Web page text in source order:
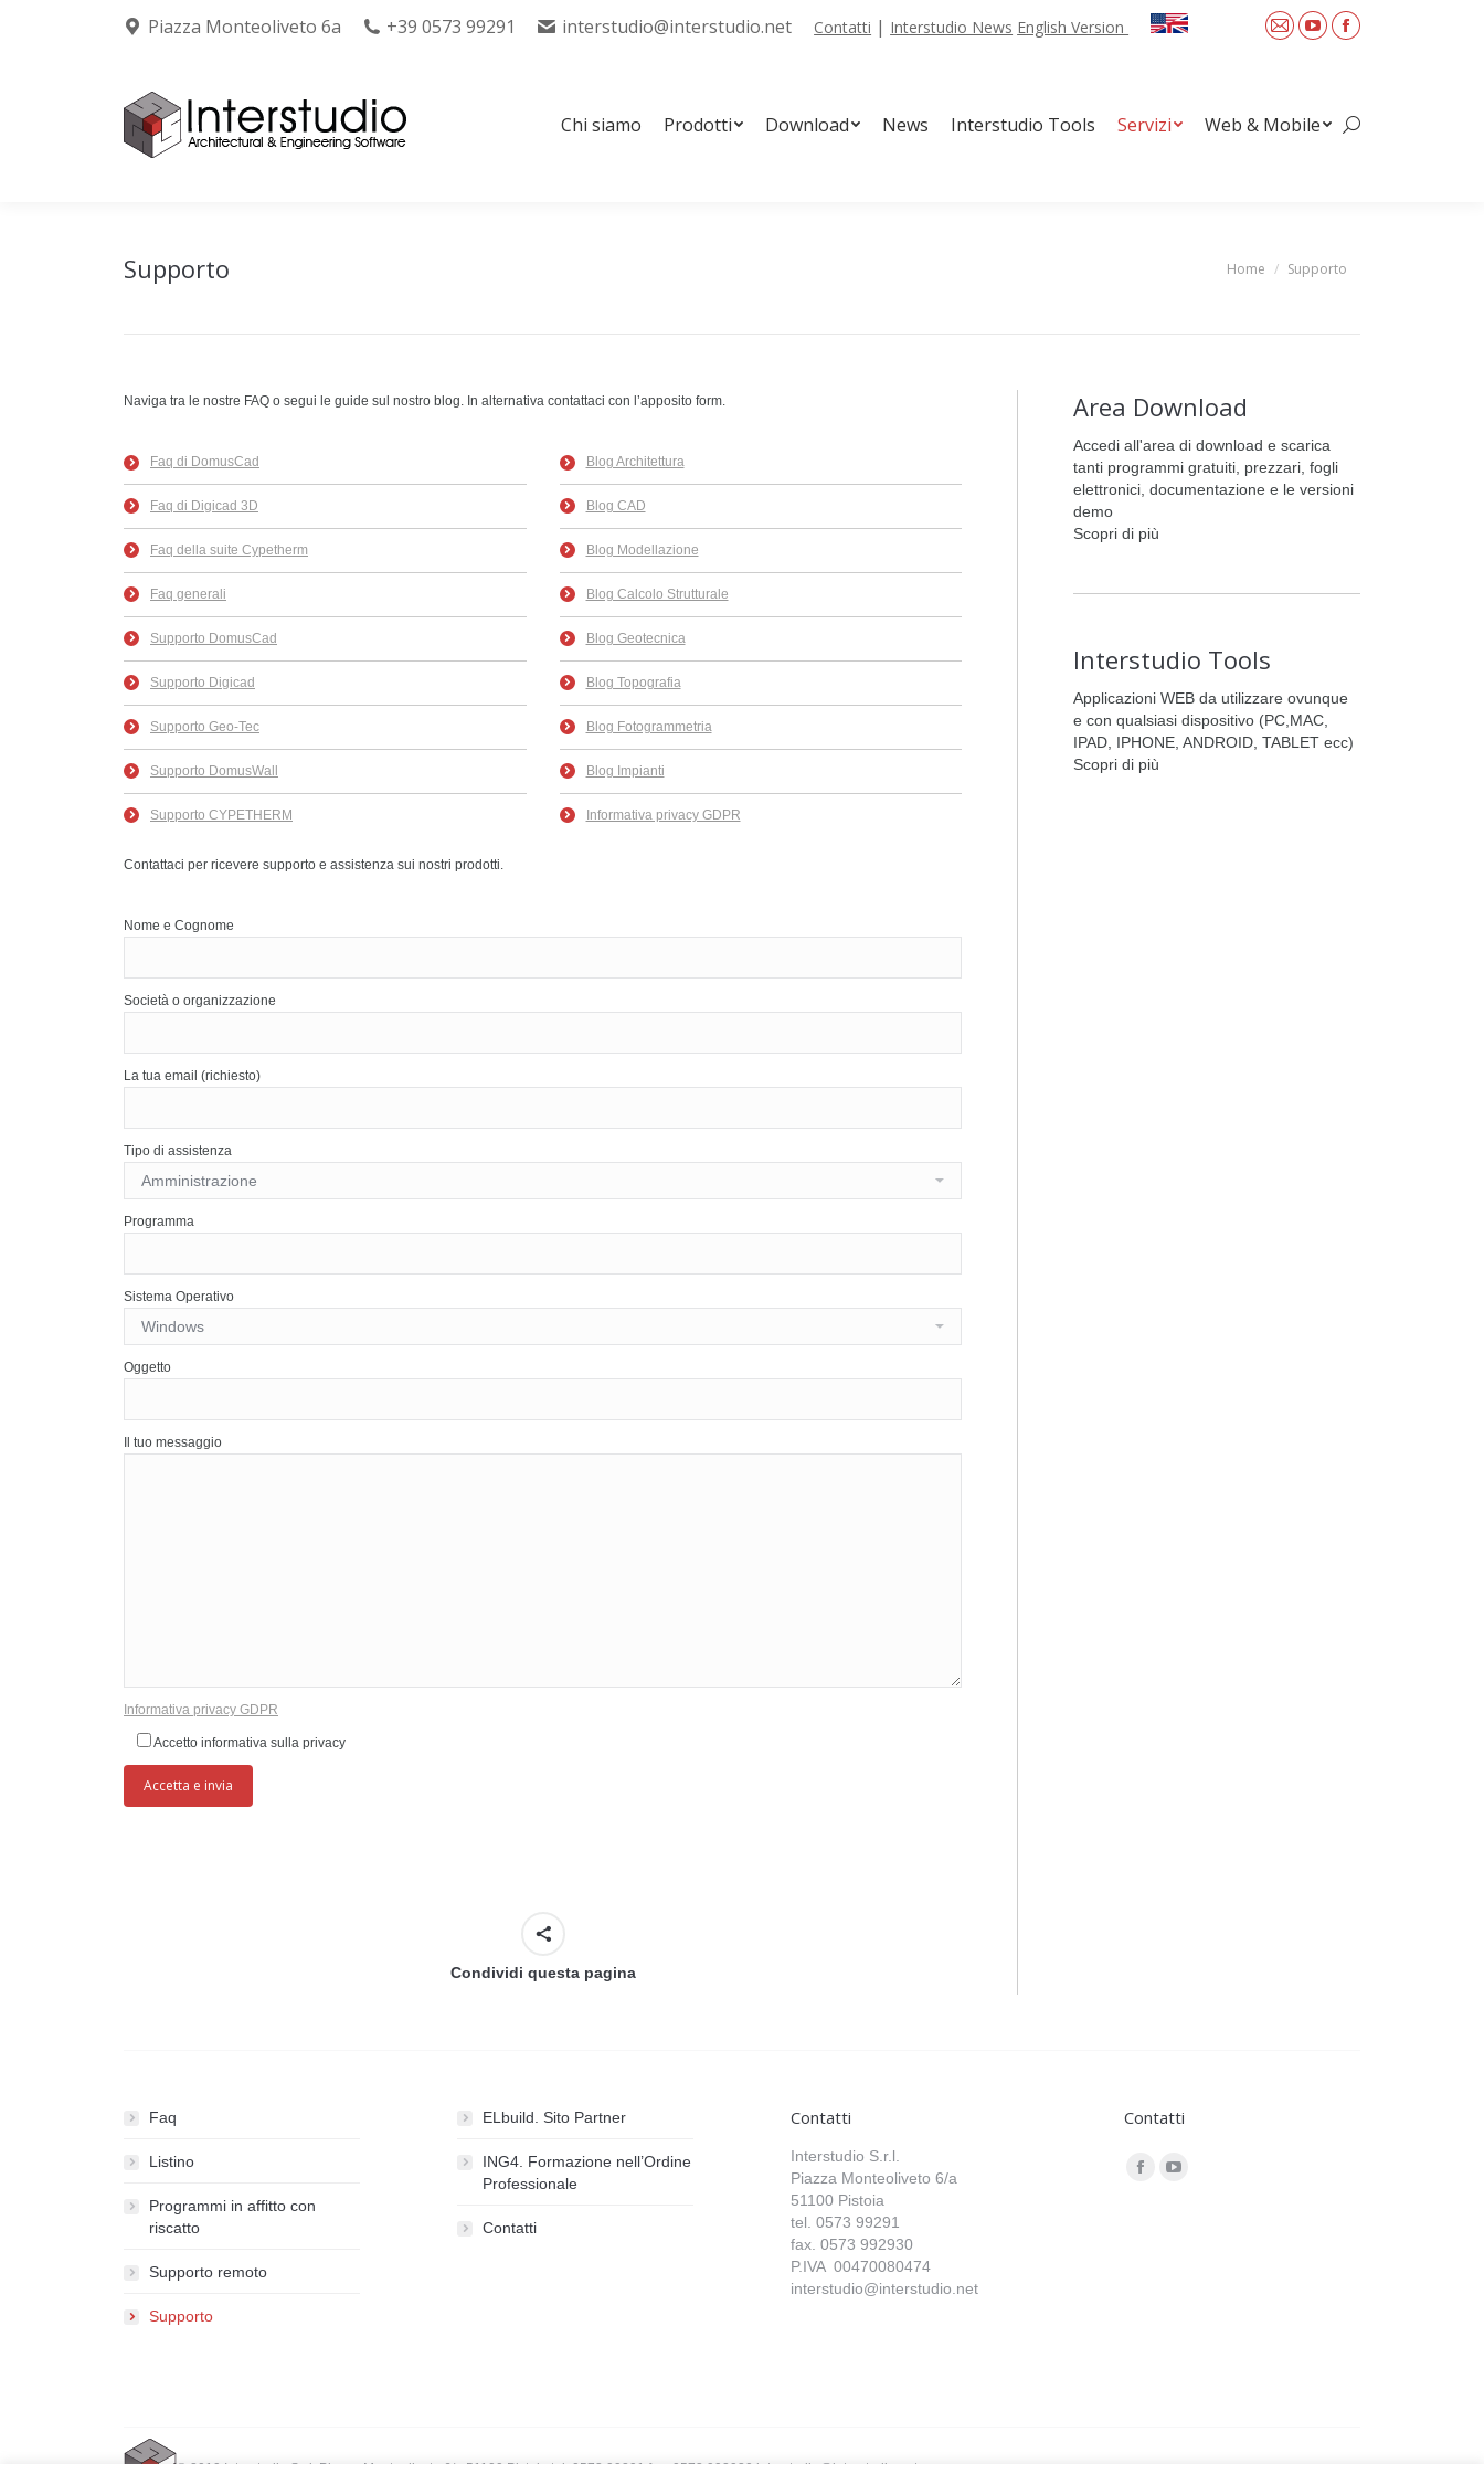
Piazza Monteoliveto 6a +39 0573 99291 interstudio@interstudio.net Contatti | Interstudio News English Version
Mail YouTubeFacebook
Chi siamo Prodotti Download News Interstudio Tools Servizi Web & Mobile Search:
Supporto You are here:
Home Supporto
Naviga tra le nostre FAQ o segui le guide sul nostro blog. In alternativa contattaci con l’apposito form.
Faq di DomusCad
Faq di Digicad 3D
Faq della suite Cypetherm
Faq generali
Supporto DomusCad
Supporto Digicad
Supporto Geo-Tec
Supporto DomusWall
Supporto CYPETHERM
Blog Architettura
Blog CAD
Blog Modellazione
Blog Calcolo Strutturale
Blog Geotecnica
Blog Topografia
Blog Fotogrammetria
Blog Impianti
Informativa privacy GDPR
Contattaci per ricevere supporto e assistenza sui nostri prodotti.
Nome e Cognome
Società o organizzazione
La tua email (richiesto)
Tipo di assistenza
Programma
Sistema Operativo
Oggetto
Il tuo messaggio
Informativa privacy GDPR
Accetto informativa sulla privacy
Condividi questa pagina
Area Download
Accedi all'area di download e scarica
tanti programmi gratuiti, prezzari, fogli
elettronici, documentazione e le versioni
demo
Scopri di più
Interstudio Tools
Applicazioni WEB da utilizzare ovunque
e con qualsiasi dispositivo (PC,MAC,
IPAD, IPHONE, ANDROID, TABLET ecc)
Scopri di più
Faq
Listino
Programmi in affitto con
riscatto
Supporto remoto
Supporto
ELbuild. Sito Partner
ING4. Formazione nell’Ordine
Professionale
Contatti
Contatti
Interstudio S.r.l.
Piazza Monteoliveto 6/a
51100 Pistoia
tel. 0573 99291
fax. 0573 992930
P.IVA 00470080474
interstudio@interstudio.net
Contatti
Find us on:
© 2019 Interstudio S.r.l. Piazza Monteoliveto 6/a 51100 Pistoia tel. 0573 99291 fax. 0573 992930 interstudio@interstudio.net